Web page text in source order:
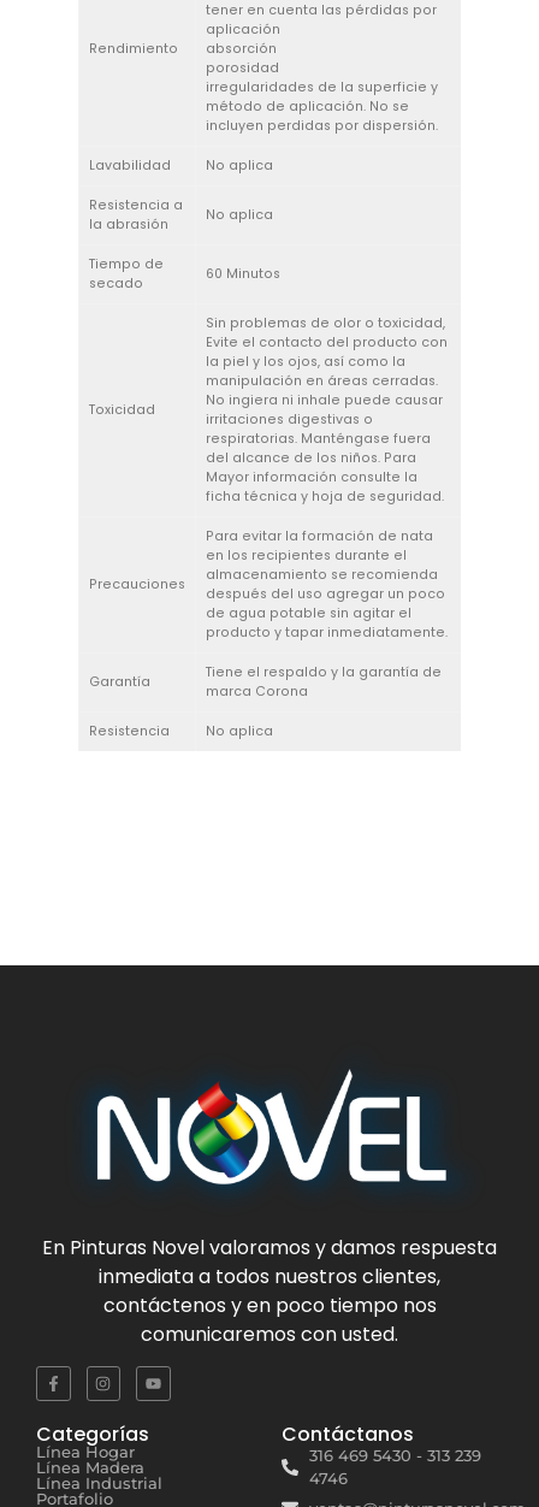
Rendimiento
tener en cuenta las pérdidas por
aplicación
absorción
porosidad
irregularidades de la superficie y
método de aplicación. No se
incluyen perdidas por dispersión.
Lavabilidad No aplica
Resistencia a
la abrasión
No aplica
Tiempo de
secado
60 Minutos
Toxicidad
Sin problemas de olor o toxicidad,
Evite el contacto del producto con
la piel y los ojos, así como la
manipulación en áreas cerradas.
No ingiera ni inhale puede causar
irritaciones digestivas o
respiratorias. Manténgase fuera
del alcance de los niños. Para
Mayor información consulte la
ficha técnica y hoja de seguridad.
Precauciones
Para evitar la formación de nata
en los recipientes durante el
almacenamiento se recomienda
después del uso agregar un poco
de agua potable sin agitar el
producto y tapar inmediatamente.
Garantía
Tiene el respaldo y la garantía de
marca Corona
Resistencia No aplica
En Pinturas Novelvaloramos y damos respuesta
inmediata a todos nuestros clientes,
contáctenos y en poco tiempo nos
comunicaremos con usted.
Categorías
Línea Hogar
Línea Madera
Línea Industrial
Portafolio
Contáctanos
316 469 5430 - 313 239
4746